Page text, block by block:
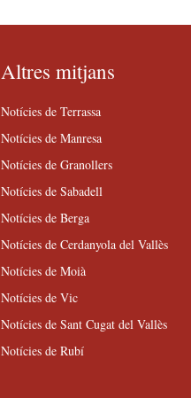
Altres mitjans
Notícies de Terrassa
Notícies de Manresa
Notícies de Granollers
Notícies de Sabadell
Notícies de Berga
Notícies de Cerdanyola del Vallès
Notícies de Moià
Notícies de Vic
Notícies de Sant Cugat del Vallès
Notícies de Rubí